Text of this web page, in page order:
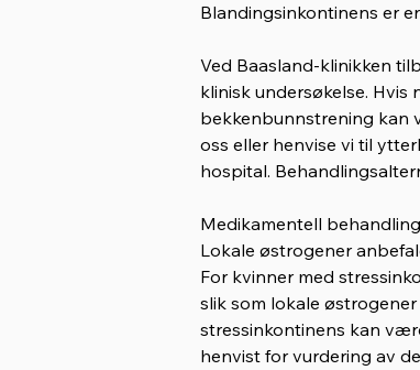
Blandingsinkontinens er
Ved Baasland-klinikken
klinisk undersøkelse.
bekkenbunnstrening kan
oss eller henvise vi til
hospital.
Medikamentell
Lokale østrogener
For kvinner med
slik som lokale
stressinkontinens kan
henvist for vurdering av